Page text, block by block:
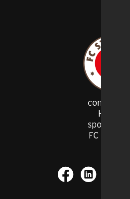
congstar ist
Haupt
sponsor des
FC St. Pauli